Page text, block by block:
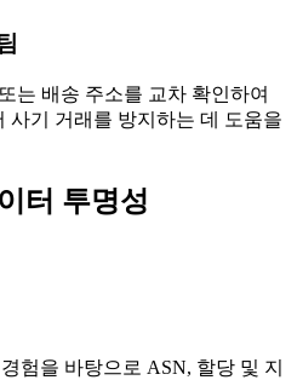
는 배송 주소를 교차 확인하여
사기 거래를 방지하는 데 도움을
터 투명성
험을 바탕으로 ASN, 할당 및 지